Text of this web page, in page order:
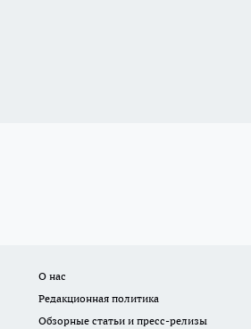
О нас
Редакционная политика
Обзорные статьи и пресс-релизы